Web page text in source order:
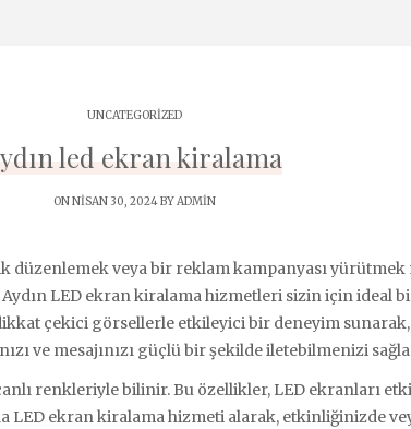
UNCATEGORIZED
led ekran kiralama
ON NISAN 30, 2024 BYADMIN
düzenlemek veya bir reklam kampanyası yürütmek
LED ekran kiralama hizmetleri sizin için ideal
çekici görsellerle etkileyici bir deneyim sunarak,
ve mesajınızı güçlü bir şekilde iletebilmenizi
renkleriyle bilinir. Bu özellikler, LED ekranları
LED ekran kiralama hizmeti alarak, etkinliğinizde